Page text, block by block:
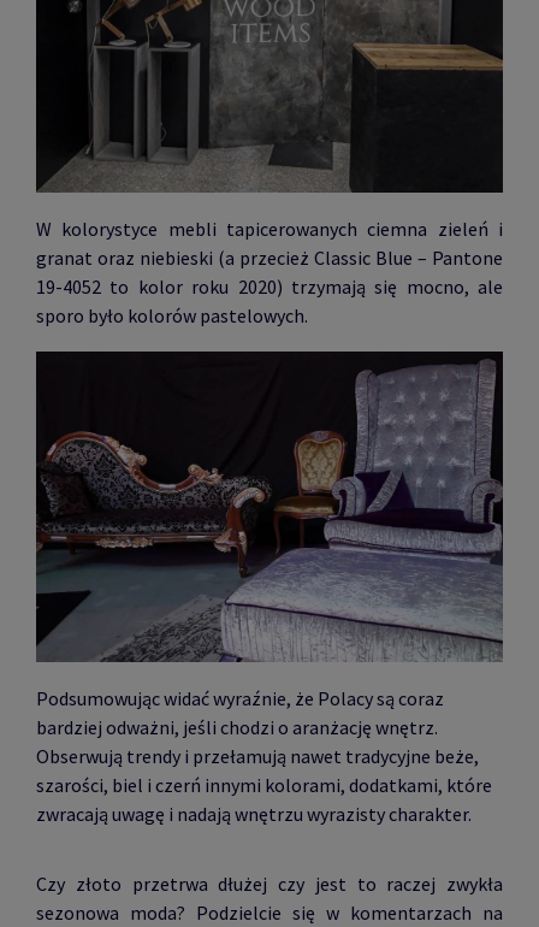
W kolorystyce mebli tapicerowanych ciemna zieleń i
granat oraz niebieski (a przecież Classic Blue – Pantone
19-4052 to kolor roku 2020) trzymają się mocno, ale
sporo było kolorów pastelowych.
Podsumowując widać wyraźnie, że Polacy są coraz
bardziej odważni, jeśli chodzi o aranżację wnętrz.
Obserwują trendy i przełamują nawet tradycyjne beże,
szarości, biel i czerń innymi kolorami, dodatkami, które
zwracają uwagę i nadają wnętrzu wyrazisty charakter.
Czy złoto przetrwa dłużej czy jest to raczej zwykła
sezonowa moda? Podzielcie się w komentarzach na